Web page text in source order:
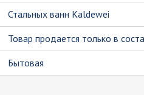
Стальных ванн Kaldewei
Товар продается только в
Бытовая